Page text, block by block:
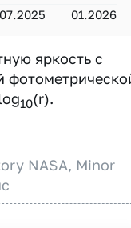
07.2025 01.2026
яркость с
10(r).
NASA, Minor